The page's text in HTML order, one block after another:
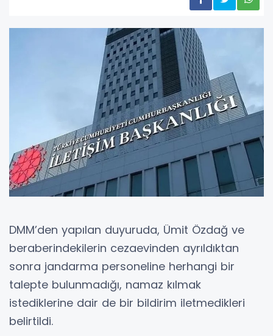
DMM’den yapılan duyuruda, Ümit Özdağ ve
beraberindekilerin cezaevinden ayrıldıktan
sonra jandarma personeline herhangi bir
talepte bulunmadığı, namaz kılmak
istediklerine dair de bir bildirim iletmedikleri
belirtildi.